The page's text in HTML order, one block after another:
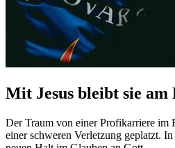
Mit Jesus bleibt sie am
Der Traum von einer Profikarriere im
einer schweren Verletzung geplatzt.